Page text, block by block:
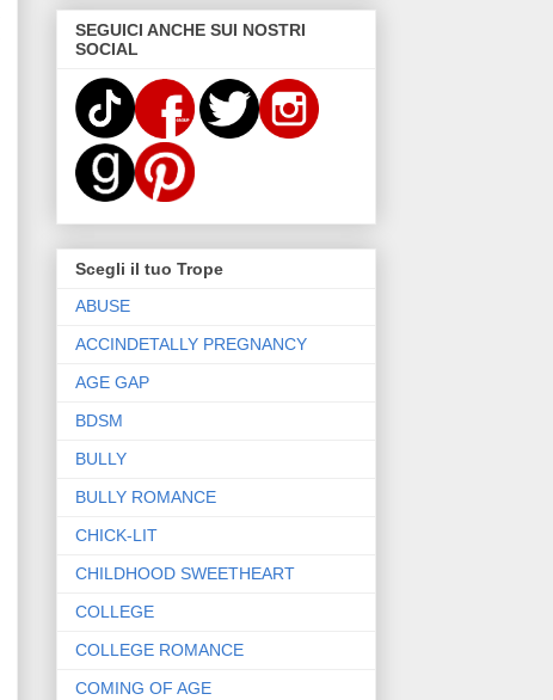
SEGUICI ANCHE SUI NOSTRI
SOCIAL
Scegli il tuo Trope
ABUSE
ACCINDETALLY PREGNANCY
AGE GAP
BDSM
BULLY
BULLY ROMANCE
CHICK-LIT
CHILDHOOD SWEETHEART
COLLEGE
COLLEGE ROMANCE
COMING OF AGE